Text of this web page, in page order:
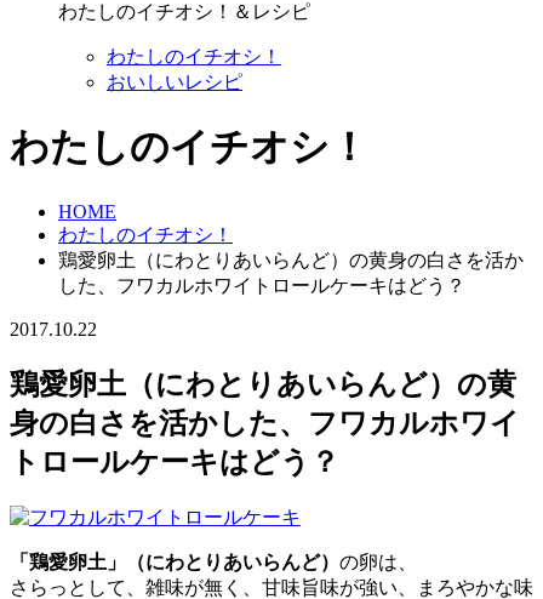
わたしのイチオシ！＆レシピ
わたしのイチオシ！
おいしいレシピ
わたしのイチオシ！
HOME
わたしのイチオシ！
鶏愛卵土（にわとりあいらんど）の黄身の白さを活か
した、フワカルホワイトロールケーキはどう？
2017.10.22
鶏愛卵土（にわとりあいらんど）の黄
身の白さを活かした、フワカルホワイ
トロールケーキはどう？
「鶏愛卵土」（にわとりあいらんど） の卵は、
さらっとして、雑味が無く、甘味旨味が強い、まろやかな味